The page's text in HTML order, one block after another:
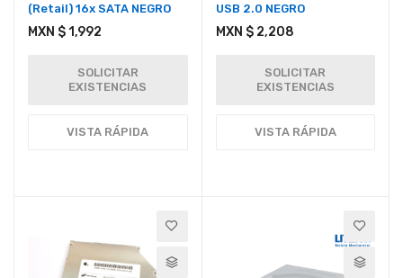
(Retail) 16x SATA NEGRO
MXN $ 1,992
SOLICITAR
EXISTENCIAS
VISTA RÁPIDA
USB 2.0 NEGRO
MXN $ 2,208
SOLICITAR
EXISTENCIAS
VISTA RÁPIDA